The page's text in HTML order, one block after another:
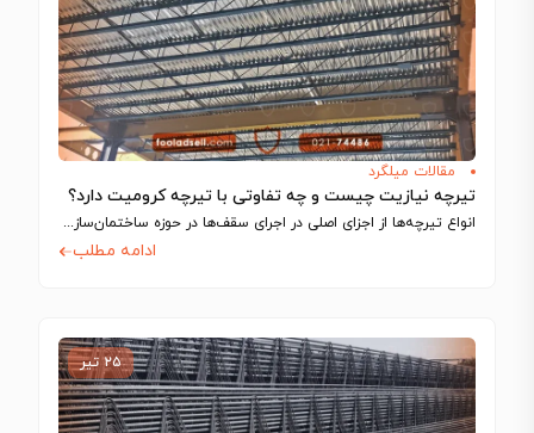
مقالات میلگرد
تیرچه نیازیت چیست و چه تفاوتی با تیرچه کرومیت دارد؟
انواع تیرچه‌ها از اجزای اصلی در اجرای سقف‌ها در حوزه ساختمان‌سازی به شمار می‌آیند…
ادامه مطلب
۲۵ تیر